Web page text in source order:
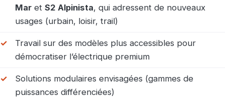
Mar et S2 Alpinista, qui adressent de nouveaux
usages (urbain, loisir, trail)
Travail sur des modèles plus accessibles pour
démocratiser l’électrique premium
Solutions modulaires envisagées (gammes de
puissances différenciées)